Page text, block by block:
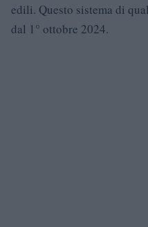
edili. Questo sistema di
dal 1° ottobre 2024.